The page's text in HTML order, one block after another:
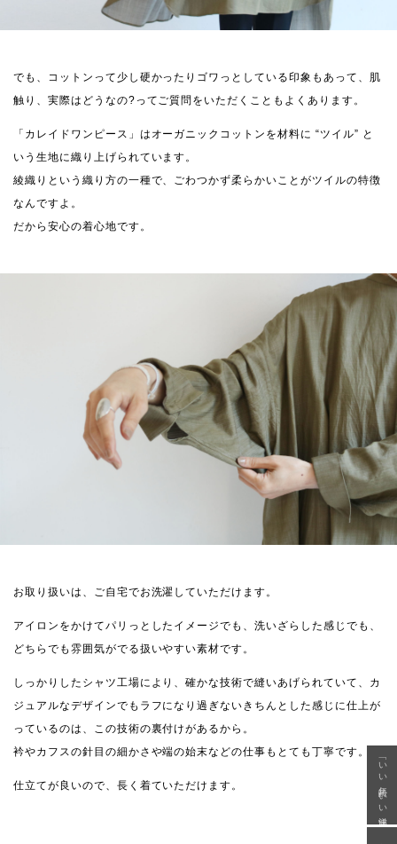
でも、コットンって少し硬かったりゴワっとしている印象もあって、肌
触り、実際はどうなの?ってご質問をいただくこともよくあります。
「カレイドワンピース」はオーガニックコットンを材料に “ツイル” と
いう生地に織り上げられています。
綾織りという織り方の一種で、ごわつかず柔らかいことがツイルの特徴
なんですよ。
だから安心の着心地です。
お取り扱いは、ご自宅でお洗濯していただけます。
アイロンをかけてパリっとしたイメージでも、洗いざらした感じでも、
どちらでも雰囲気がでる扱いやすい素材です。
しっかりしたシャツ工場により、確かな技術で縫いあげられていて、カ
ジュアルなデザインでもラフになり過ぎないきちんとした感じに仕上が
っているのは、この技術の裏付けがあるから。
衿やカフスの針目の細かさや端の始末などの仕事もとても丁寧です。
仕立てが良いので、長く着ていただけます。 「いい年齢 いい洋服」